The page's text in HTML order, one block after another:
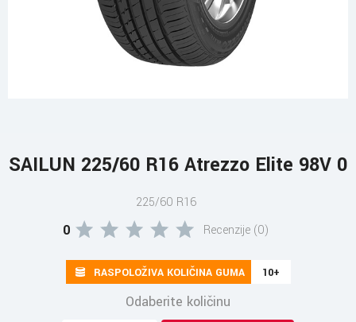
SAILUN 225/60 R16 Atrezzo Elite 98V 0
225/60 R16
0 Recenzije (0)
RASPOLOŽIVA KOLIČINA GUMA 10+
Odaberite količinu